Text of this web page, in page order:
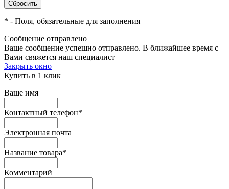
* - Поля, обязательные для заполнения
Сообщение отправлено
Ваше сообщение успешно отправлено. В ближайшее время с
Вами свяжется наш специалист
Закрыть окно
Купить в 1 клик
Ваше имя
Контактный телефон*
Электронная почта
Название товара*
Комментарий